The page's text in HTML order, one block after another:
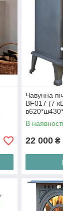
Чавунна
BF017 (7
В наявності
22 000 ₴